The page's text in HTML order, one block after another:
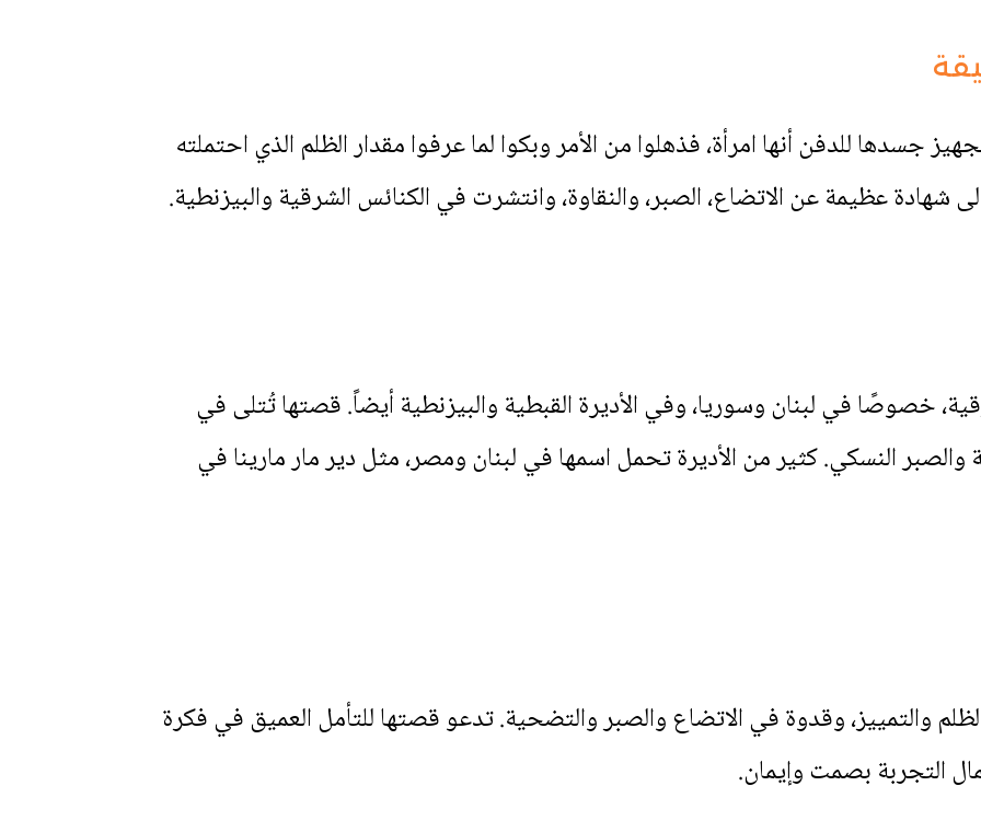
جسدها للدفن أنها امرأة، فذهلوا من الأمر وبكوا لما عرفوا مقدار الظلم الذي احتملته
عظيمة عن الاتضاع، الصبر، والنقاوة، وانتشرت في الكنائس الشرقية والبيزنطية.
خصوصًا في لبنان وسوريا، وفي الأديرة القبطية والبيزنطية أيضاً. قصتها تُتلى في
والصبر النسكي. كثير من الأديرة تحمل اسمها في لبنان ومصر، مثل دير مار مارينا في
والتمييز، وقدوة في الاتضاع والصبر والتضحية. تدعو قصتها للتأمل العميق في فكرة
التجربة بصمت وإيمان.